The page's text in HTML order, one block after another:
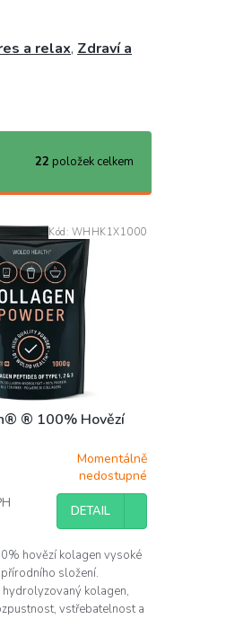
a relax, Zdraví a
22 položek celkem
® 100% Hovězí
Momentálně
nedostupné
DETAIL
hovězí kolagen vysoké
složení.
hydrolyzovaný kolagen,
vstřebatelnost a
Kód: WHHK1X1000